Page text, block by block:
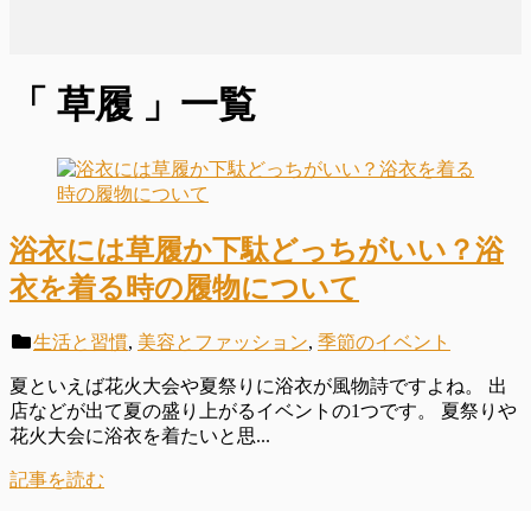
「 草履 」一覧
浴衣には草履か下駄どっちがいい？浴
衣を着る時の履物について
生活と習慣, 美容とファッション, 季節のイベント
夏といえば花火大会や夏祭りに浴衣が風物詩ですよね。 出
店などが出て夏の盛り上がるイベントの1つです。 夏祭りや
花火大会に浴衣を着たいと思...
記事を読む